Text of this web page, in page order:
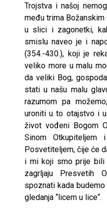
Trojstva i našoj
među trima
u slici i zagonetki,
smislu naveo je i
(354.-430.), koji je
veliko more u malu
da veliki Bog,
stati u našu malu
razumom pa
uroniti u to otajstvo i
život vođeni Bogom
Sinom Otkupiteljem
Posvetiteljem, čije će
i mi koji smo prije bili
zagrljaju Presvetih
spoznati kada
gledanja “licem u lice“.